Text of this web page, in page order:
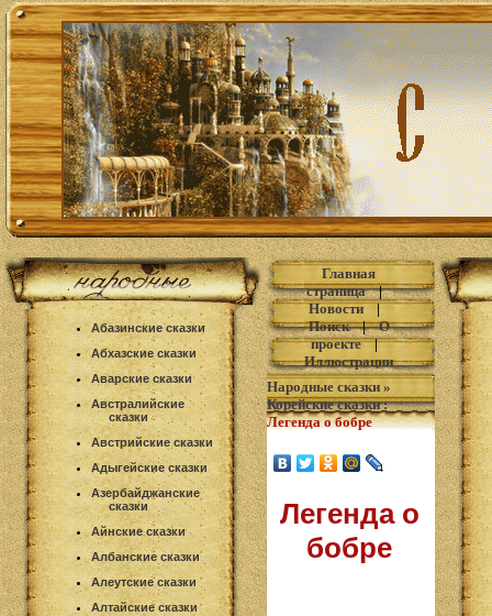
Абазинские сказки
Абхазские сказки
Аварские сказки
Австралийские
сказки
Австрийские сказки
Адыгейские сказки
Азербайджанские
сказки
Айнские сказки
Албанские сказки
Алеутские сказки
Алтайские сказки
Главная
страница|
Новости|
Поиск|О
проекте|
Иллюстрации
Народные сказки »
Корейские сказки:
Легенда о бобре
Легенда о
бобре